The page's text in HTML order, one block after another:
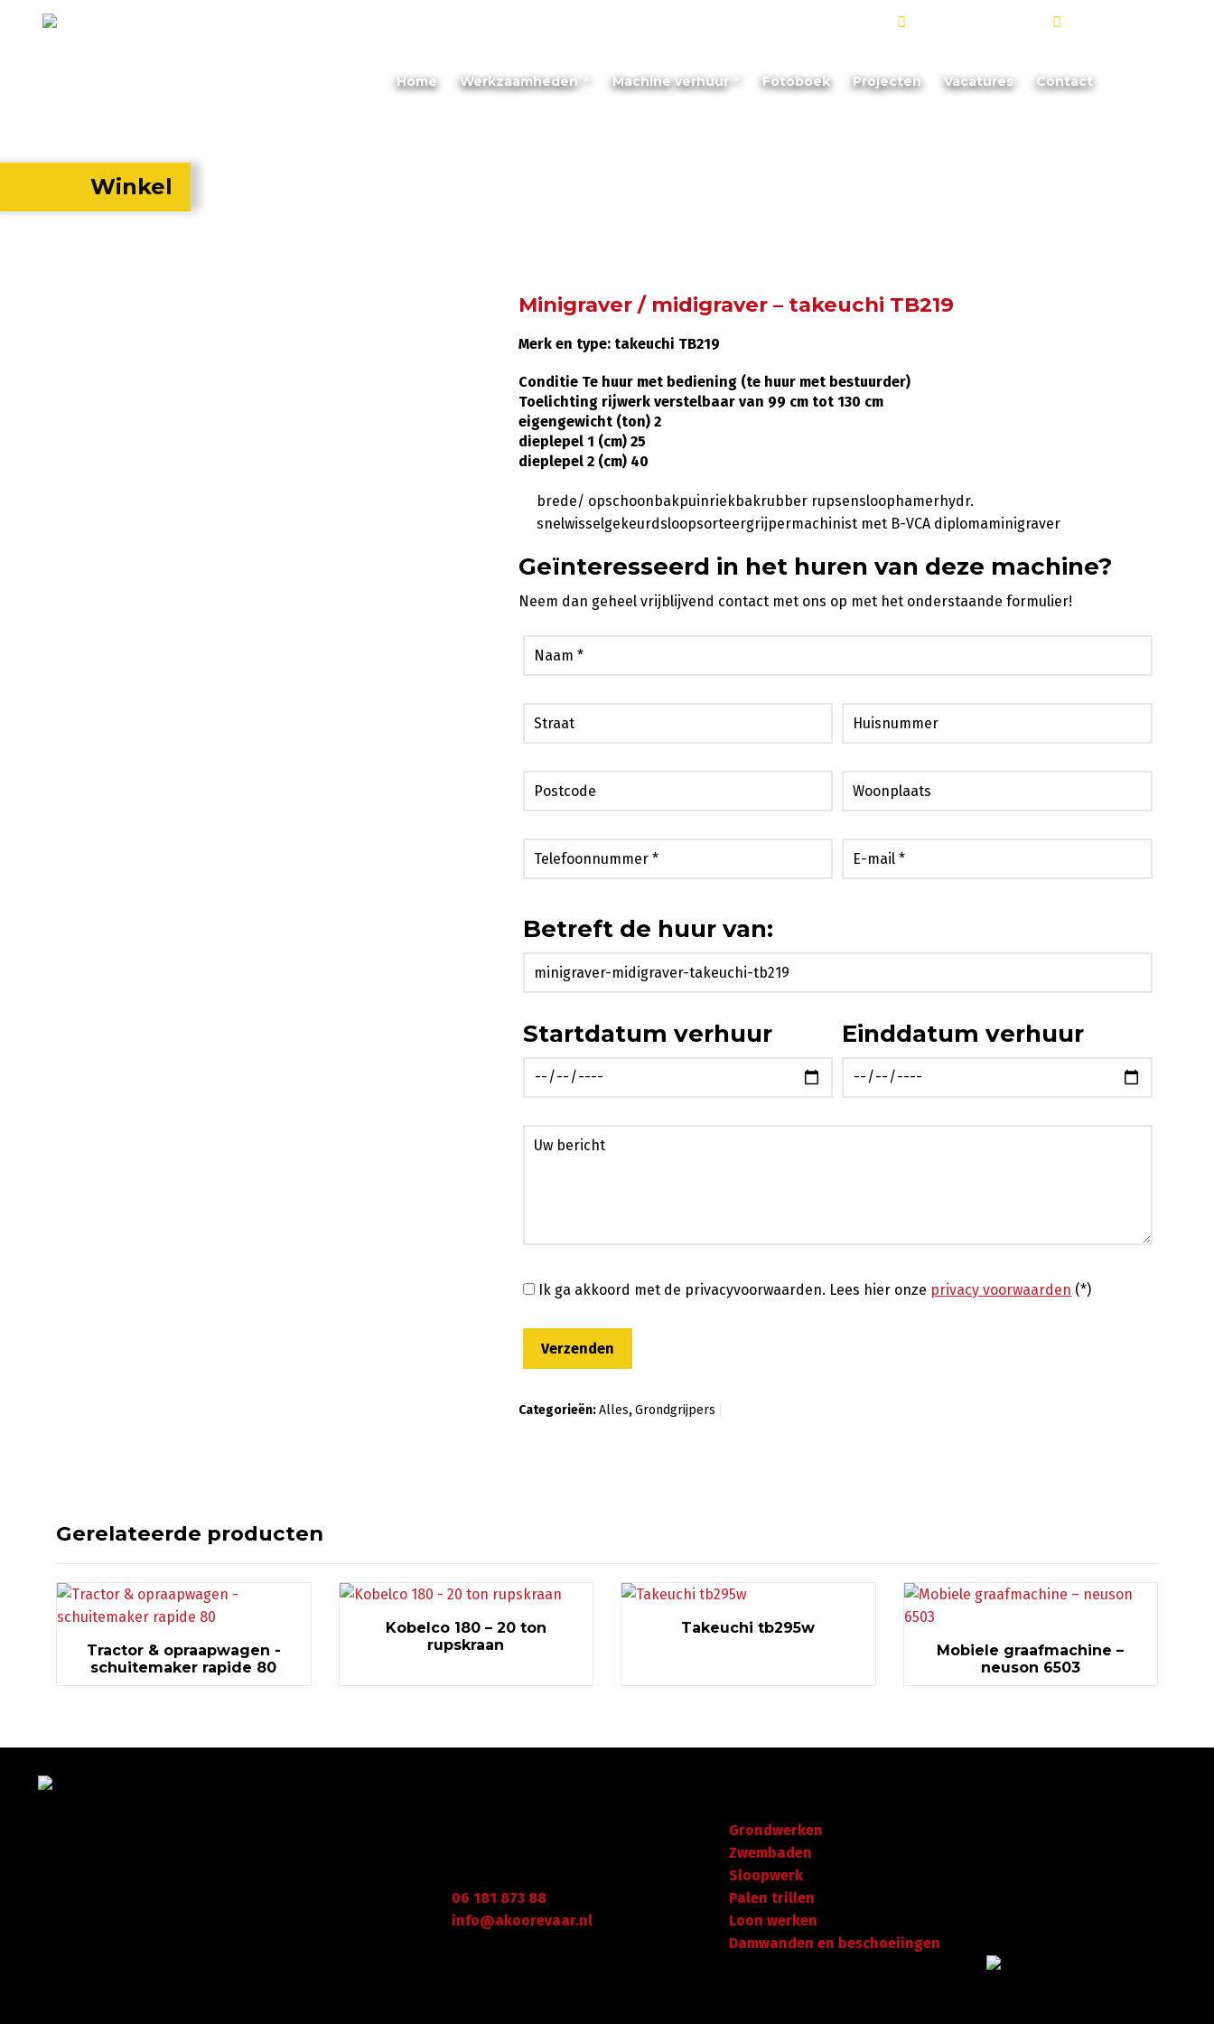
Home Werkzaamheden Machine verhuur Fotoboek Projecten Vacatures Contact
Winkel
Minigraver / midigraver – takeuchi TB219
Merk en type: takeuchi TB219
Conditie Te huur met bediening (te huur met bestuurder)
Toelichting rijwerk verstelbaar van 99 cm tot 130 cm
eigengewicht (ton) 2
dieplepel 1 (cm) 25
dieplepel 2 (cm) 40
brede/ opschoonbakpuinriekbakrubber rupsensloophamerhydr.
snelwisselgekeurdsloopsorteergrijpermachinist met B-VCA diplomaminigraver
Geïnteresseerd in het huren van deze machine?
Neem dan geheel vrijblijvend contact met ons op met het onderstaande formulier!
Betreft de huur van:
Startdatum verhuur Einddatum verhuur
Ik ga akkoord met de privacyvoorwaarden. Lees hier onze privacy voorwaarden (*)
Categorieën:Alles,Grondgrijpers
Gerelateerde producten
Tractor & opraapwagen -
schuitemaker rapide 80
Kobelco 180 – 20 ton
rupskraan
Takeuchi tb295w
Mobiele graafmachine –
neuson 6503
06 181 873 88
info@akoorevaar.nl
Grondwerken
Zwembaden
Sloopwerk
Palen trillen
Loon werken
Damwanden en beschoeiingen